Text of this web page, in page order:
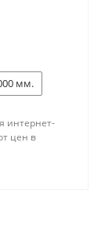
мм.
интернет-
цен в